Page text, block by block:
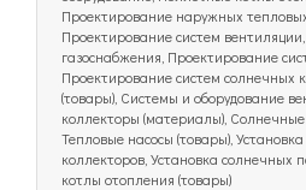
Проектирование наружных
Проектирование систем
газоснабжения, Проектирование
Проектирование систем солнечных
(товары), Системы и оборудование
коллекторы (материалы),
Тепловые насосы (товары),
коллекторов, Установка солнечных
котлы отопления (товары)